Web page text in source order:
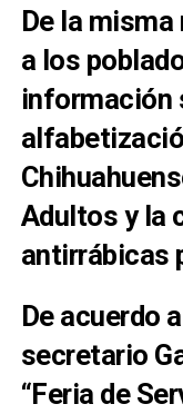
De la
a los
información
Adultos y la
antirrábicas
De acuerdo
secretario
“Feria de